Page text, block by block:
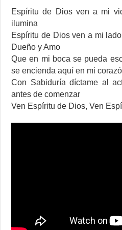
Espíritu de Dios ven a mi
ilumina
Espíritu de Dios ven a mi
Dueño y Amo
Que en mi boca se pueda
se encienda aquí en mi
Con Sabiduría díctame al
antes de comenzar
Ven Espíritu de Dios, Ven